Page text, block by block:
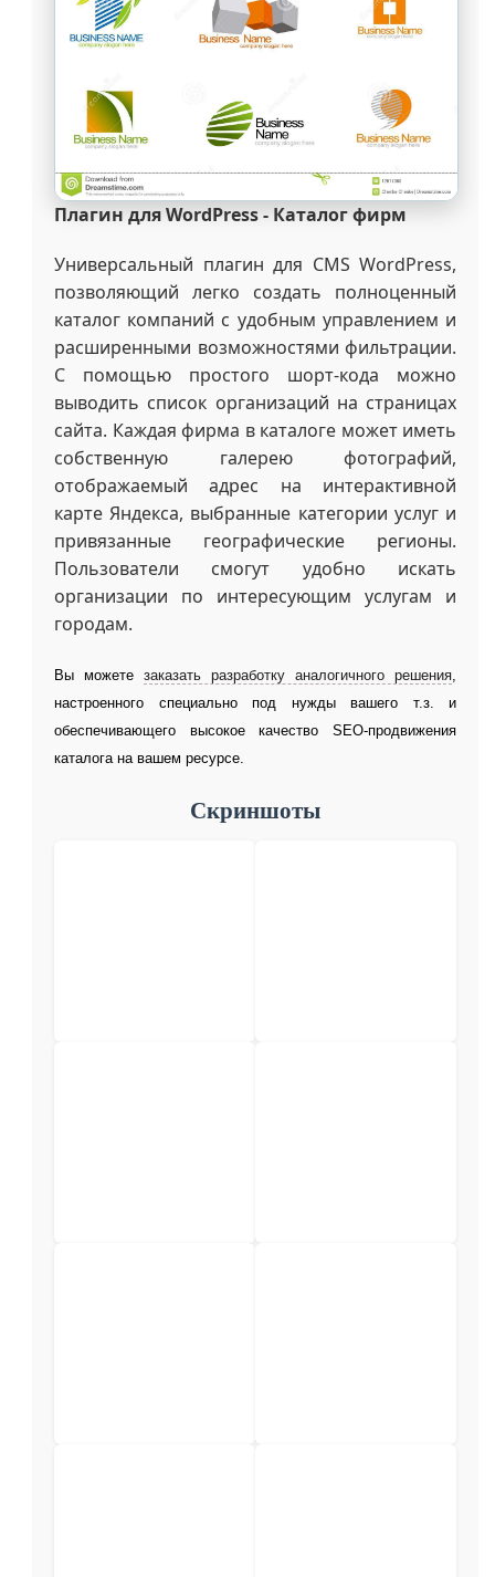
Плагин для WordPress - Каталог фирм
Универсальный плагин для CMS WordPress,
позволяющий легко создать полноценный
каталог компаний с удобным управлением и
расширенными возможностями фильтрации.
С помощью простого шорт-кода можно
выводить список организаций на страницах
сайта. Каждая фирма в каталоге может иметь
собственную галерею фотографий,
отображаемый адрес на интерактивной
карте Яндекса, выбранные категории услуг и
привязанные географические регионы.
Пользователи смогут удобно искать
организации по интересующим услугам и
городам.
Вы можете заказать разработку аналогичного решения,
настроенного специально под нужды вашего т.з. и
обеспечивающего высокое качество SEO-продвижения
каталога на вашем ресурсе.
Скриншоты